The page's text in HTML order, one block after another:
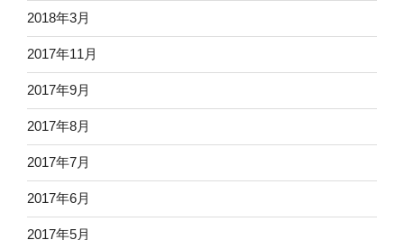
2018年3月
2017年11月
2017年9月
2017年8月
2017年7月
2017年6月
2017年5月